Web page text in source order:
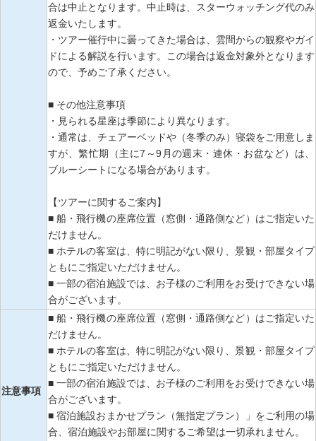
合は中止となります。中止時は、スターウォッチング代のみ
返金いたします。
・ツアー催行中に曇ってきた場合は、雲間からの観察やガイ
ドによる解説を行います。この場合は返金対象外となります
ので、予めご了承ください。
■ その他注意事項
・見られる星座は季節により異なります。
・通常は、チェアーベッドや（冬季のみ）寝袋をご用意しま
すが、繁忙期（主に7～9月の週末・連休・お盆など）は、
ブルーシートになる場合があります。
【ツアーに関するご案内】
■ 船・飛行機の座席位置（窓側・通路側など）はご指定いた
だけません。
■ ホテルの客室は、特に明記がない限り、景観・部屋タイプ
ともにご指定いただけません。
■ 一部の宿泊施設では、お子様のご利用をお受けできない場
合がございます。
注意事項
■ 船・飛行機の座席位置（窓側・通路側など）はご指定いた
だけません。
■ ホテルの客室は、特に明記がない限り、景観・部屋タイプ
ともにご指定いただけません。
■ 一部の宿泊施設では、お子様のご利用をお受けできない場
合がございます。
■ 宿泊施設おまかせプラン（無指定プラン）」をご利用の場
合、宿泊施設やお部屋に関するご希望は一切承れません。